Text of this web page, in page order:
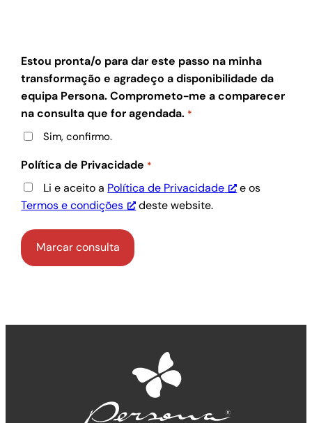
Estou pronta/o para dar este passo na minha
transformação e agradeço a disponibilidade da
equipa Persona. Comprometo-me a comparecer
na consulta que for agendada. *
Sim, confirmo.
Política de Privacidade *
Li e aceito a Política de Privacidade
e os
Termos e condições
deste website.